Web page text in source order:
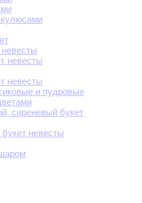
невесты
невесты
и пудровые
сиреневый букет
букет невесты